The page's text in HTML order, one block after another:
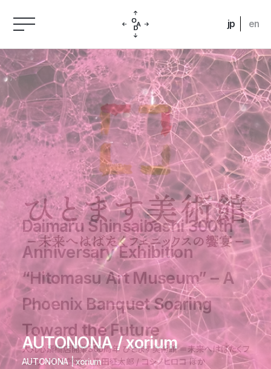
jp en
Daimaru Shinsaibashi 300th
Anniversary Exhibition
“Hitomasu Art Museum” – A
Phoenix Banquet Soaring
Toward the Future
大丸心斎橋店開業300周年 ひとます美術館 ＝未来へはばたくフ
ェニックスの餐宴＝ 黒田征太郎 / コシノヒロコ ほか
AUTONONA / xorium
AUTONONA | xorium
A Legacy of Chairs / Carl
Hansen ＆ Søn
受け継がれる椅子の美学 | カール・ハンセン＆サン
Tomoya Tsukamoto
塚本智也 個展「光の循環」 | 塚本智也
Takakura kazuki etc. ／
“Hyper Oriental” - Character
Matrix -
たかくらかずき企画展『ハイパーオリエンタル』-キャラクターマトリ
クス- | たかくらかずき